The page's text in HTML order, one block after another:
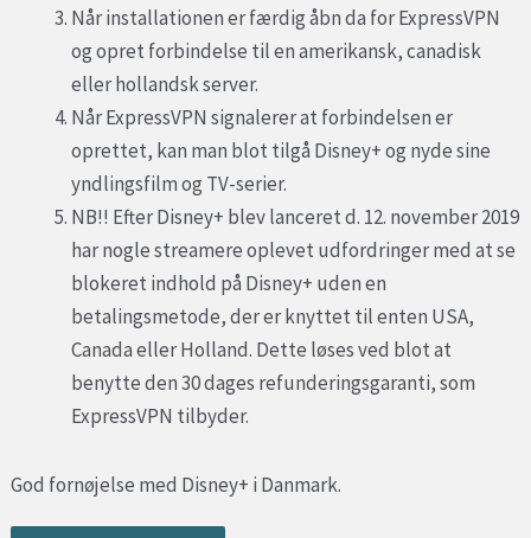
Når installationen er færdig åbn da for ExpressVPN
og opret forbindelse til en amerikansk, canadisk
eller hollandsk server.
Når ExpressVPN signalerer at forbindelsen er
oprettet, kan man blot tilgå Disney+ og nyde sine
yndlingsfilm og TV-serier.
NB!! Efter Disney+ blev lanceret d. 12. november 2019
har nogle streamere oplevet udfordringer med at se
blokeret indhold på Disney+ uden en
betalingsmetode, der er knyttet til enten USA,
Canada eller Holland. Dette løses ved blot at
benytte den 30 dages refunderingsgaranti, som
ExpressVPN tilbyder.
God fornøjelse med Disney+ i Danmark.